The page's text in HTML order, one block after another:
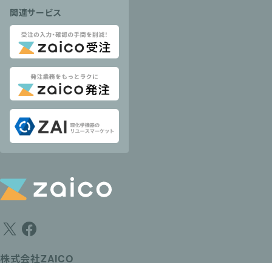
関連サービス
株式会社ZAICO